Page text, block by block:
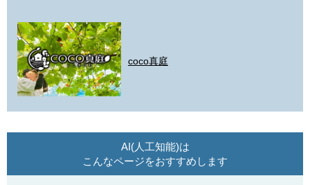
coco真庭
AI(人工知能)は
こんなページをおすすめします